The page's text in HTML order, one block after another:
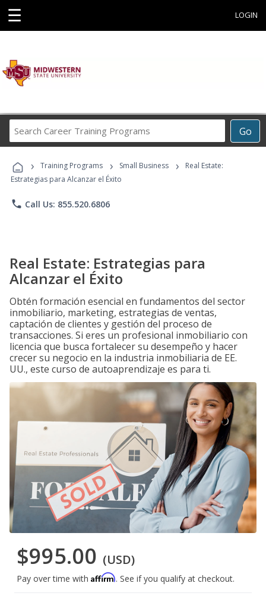
☰ LOGIN
Go
Career
Programs
› Training Programs › Small Business ›
Real Estate:
Estrategias para Alcanzar el Éxito
phone Call Us: 855.520.6806
Real Estate: Estrategias para
Alcanzar el Éxito
Obtén formación esencial en fundamentos del sector
inmobiliario, marketing, estrategias de ventas,
captación de clientes y gestión del proceso de
transacciones. Si eres un profesional inmobiliario con
licencia que busca fortalecer su desempeño y hacer
crecer su negocio en la industria inmobiliaria de EE.
UU., este curso de autoaprendizaje es para ti.
$995.00 (USD)
Pay over time with Affirm. See if you qualify at checkout.